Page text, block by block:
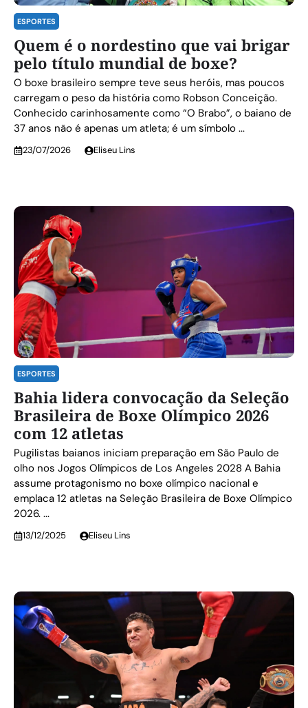
ESPORTES
Quem é o nordestino que vai brigar
pelo título mundial de boxe?
O boxe brasileiro sempre teve seus heróis, mas poucos
carregam o peso da história como Robson Conceição.
Conhecido carinhosamente como “O Brabo”, o baiano de
37 anos não é apenas um atleta; é um símbolo ...
23/07/2026 Eliseu Lins
ESPORTES
Bahia lidera convocação da Seleção
Brasileira de Boxe Olímpico 2026
com 12 atletas
Pugilistas baianos iniciam preparação em São Paulo de
olho nos Jogos Olímpicos de Los Angeles 2028 A Bahia
assume protagonismo no boxe olímpico nacional e
emplaca 12 atletas na Seleção Brasileira de Boxe Olímpico
2026. ...
13/12/2025 Eliseu Lins